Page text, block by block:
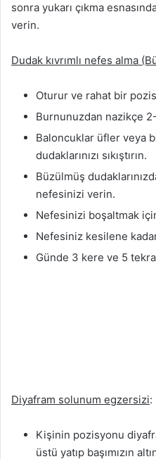
sonra yukarı çıkma
verin.
Dudak kıvrımlı nefes alma
Oturur ve rahat bir
Burnunuzdan nazikçe
Baloncuklar üfler veya
dudaklarınızı sıkıştırın.
Büzülmüş
nefesinizi verin.
Nefesinizi boşaltmak
Nefesiniz kesilene
Günde 3 kere ve 5
Diyafram solunum egzersizi:
Kişinin pozisyonu
üstü yatıp başımızın